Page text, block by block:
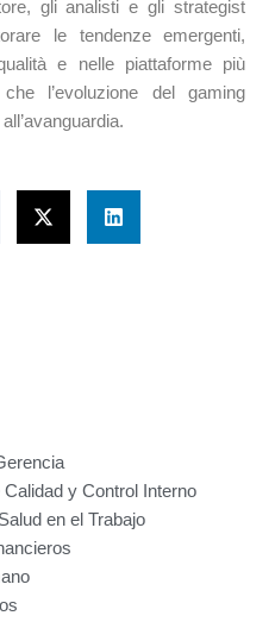
gli analisti e gli strategist
le tendenze emergenti,
e nelle piattaforme più
l’evoluzione del gaming
y Control Interno
en el Trabajo